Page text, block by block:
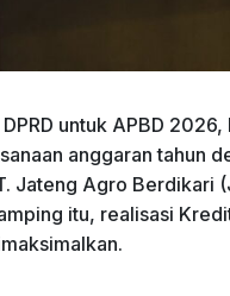
untuk APBD
anggaran tahun
Jateng Agro Berdikari
itu, realisasi